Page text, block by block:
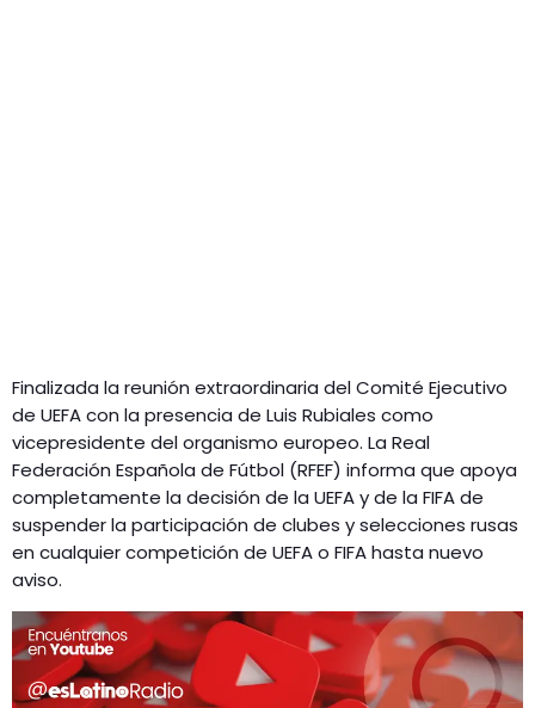
Finalizada la reunión extraordinaria del Comité Ejecutivo
de UEFA con la presencia de Luis Rubiales como
vicepresidente del organismo europeo. La Real
Federación Española de Fútbol (RFEF) informa que apoya
completamente la decisión de la UEFA y de la FIFA de
suspender la participación de clubes y selecciones rusas
en cualquier competición de UEFA o FIFA hasta nuevo
aviso.